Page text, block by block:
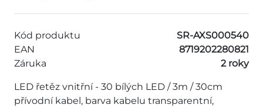
Kód produktu
SR-AXS000540
EAN
8719202280821
Záruka
2 roky
LED řetěz vnitřní - 30 bílých LED / 3m / 30cm
přívodní kabel, barva kabelu transparentní,